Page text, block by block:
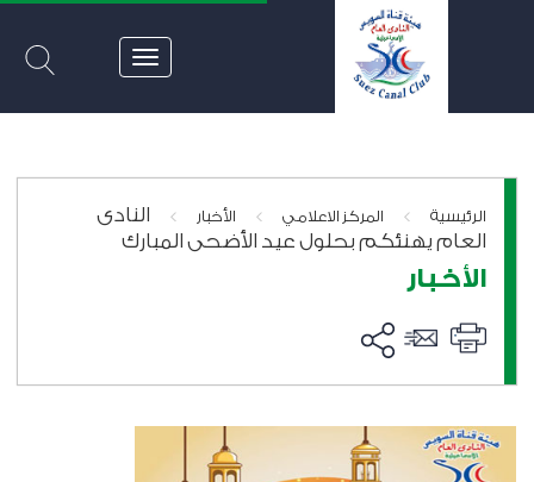
الرئيسية > المركز الاعلامي > الأخبار >
النادى
العام يهنئكم بحلول عيد الأضحى المبارك
الأخبار